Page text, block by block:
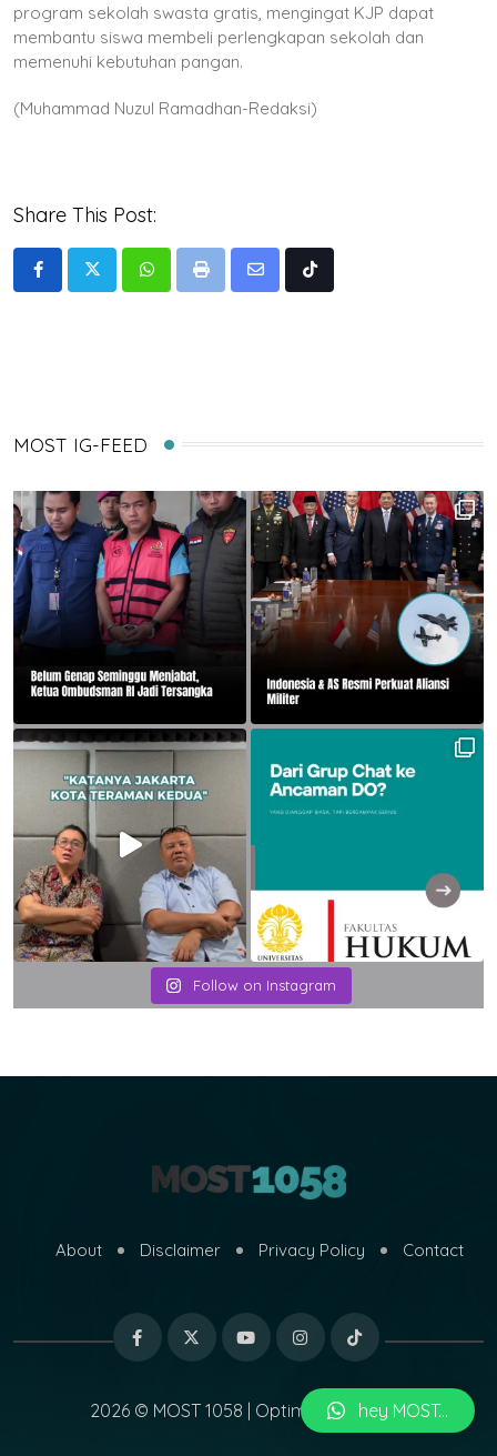
program sekolah swasta gratis, mengingat KJP dapat
membantu siswa membeli perlengkapan sekolah dan
memenuhi kebutuhan pangan.
(Muhammad Nuzul Ramadhan-Redaksi)
Share This Post:
WhatsappPrint
Share
Tiktok
MOST IG-FEED
Follow on Instagram
About Disclaimer Privacy Policy Contact
2026 © MOST 1058 | Optimized byMARI
hey MOST...